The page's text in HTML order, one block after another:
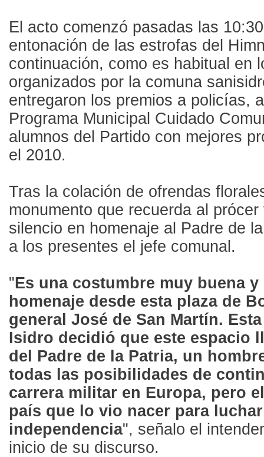
El acto comenzó pasadas las
entonación de las estrofas del
continuación, como es habitual en
organizados por la comuna
entregaron los premios a policías,
Programa Municipal Cuidado
alumnos del Partido con mejores
el 2010.
Tras la colación de ofrendas
monumento que recuerda al
silencio en homenaje al Padre de
a los presentes el jefe comunal.
"Es una costumbre muy buena
homenaje desde esta plaza de
general José de San Martín.
Isidro decidió que este espacio
del Padre de la Patria, un
todas las posibilidades de
carrera militar en Europa, pero
país que lo vio nacer para
independencia", señalo el
inicio de su discurso.